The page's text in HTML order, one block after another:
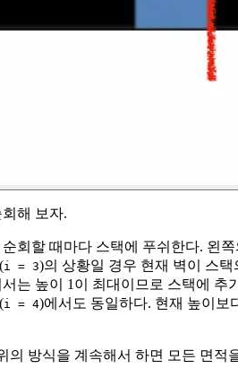
해 보자.
순회할 때마다 스택에 푸쉬한다. 왼
i = 3)의 상황일 경우 현재 벽이 스
는 높이 1이 최대이므로 스택에 추
i = 4)에서도 동일하다. 현재 높이보
의 방식을 계속해서 하면 모든 면